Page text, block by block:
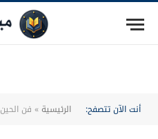
أنت الآن تتصفح: الرئيسية» فن الحين